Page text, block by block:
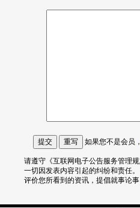
如果您不是会员，
请遵守《互联网电子公告服务管理
一切因发表内容引起的纠纷和责任
评价您所看到的资讯，提倡就事论